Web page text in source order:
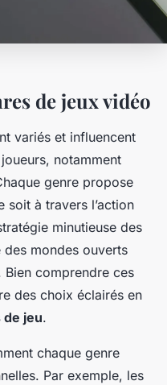
de jeux vidéo
variés et influencent
notamment
genre propose
soit à travers l’action
minutieuse des
mondes ouverts
Bien comprendre ces
des choix éclairés en
jeu.
chaque genre
Par exemple, les